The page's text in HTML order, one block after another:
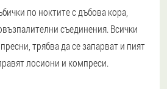
по ноктите с дъбова кора,
съединения. Всички
трябва да се запарват и пият
лосиони и компреси.